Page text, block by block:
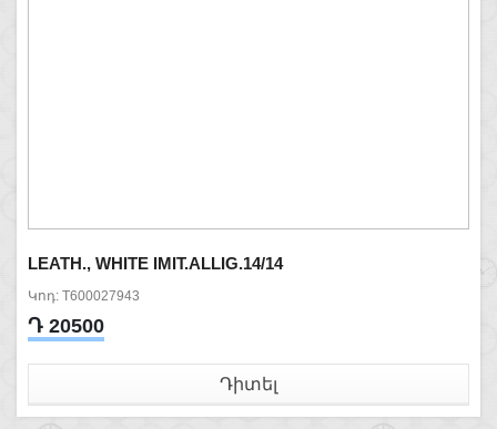
LEATH., WHITE IMIT.ALLIG.14/14
Կոդ: T600027943
Դ 20500
Դիտել